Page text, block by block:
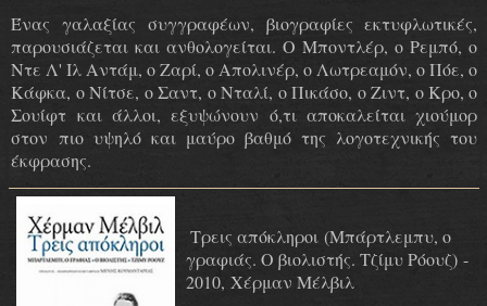
Ένας γαλαξίας συγγραφέων, βιογραφίες εκτυφλωτικές,
παρουσιάζεται και ανθολογείται. Ο Μποντλέρ, ο Ρεμπό, ο
Ντε Λ' Ιλ Αντάμ, ο Ζαρί, ο Απολινέρ, ο Λωτρεαμόν, ο Πόε, ο
Κάφκα, ο Νίτσε, ο Σαντ, ο Νταλί, ο Πικάσο, ο Ζιντ, ο Κρο, ο
Σουίφτ και άλλοι, εξυψώνουν ό,τι αποκαλείται χιούμορ
στον πιο υψηλό και μαύρο βαθμό της λογοτεχνικής του
έκφρασης.
Τρεις απόκληροι (Μπάρτλεμπυ, ο
γραφιάς. Ο βιολιστής. Τζίμυ Ρόουζ) -
2010, Χέρμαν Μέλβιλ